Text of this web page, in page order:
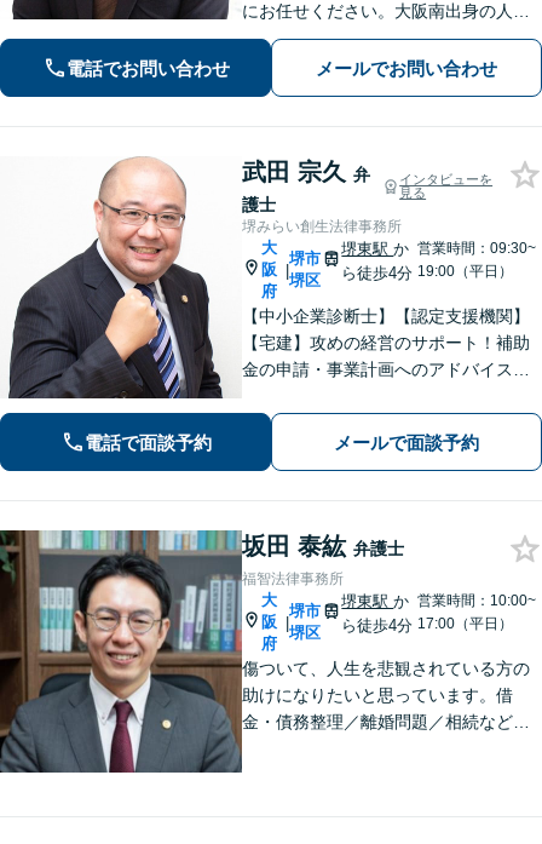
にお任せください。大阪南出身の人情
派弁護士が対応【交通事故も強い】交
通事故に遭われてお困りの方はお気軽
にお電話ください【当日／夜間／休日
電話でお問い合わせ メールでお問い合わせ
武田 宗久 弁
護士
インタビューを
見る
堺みらい創生法律事務所
大
阪
府
|
堺市
堺区
堺東駅か
ら徒歩4分
営業時間：09:30~
19:00（平日）
【中小企業診断士】【認定支援機関】
【宅建】攻めの経営のサポート！補助
金の申請・事業計画へのアドバイス／
せ！財産分与・事業継承／交通事故／
債務整理／労働問題も【夜間・休日面
談】【完全個室】【堺東駅4分】
電話で面談予約 メールで面談予約
坂田 泰紘 弁護士
福智法律事務所
大
阪
府
|
堺市
堺区
堺東駅か
ら徒歩4分
営業時間：10:00~
17:00（平日）
傷ついて、人生を悲観されている方の
助けになりたいと思っています。借
金・債務整理／離婚問題／相続など、